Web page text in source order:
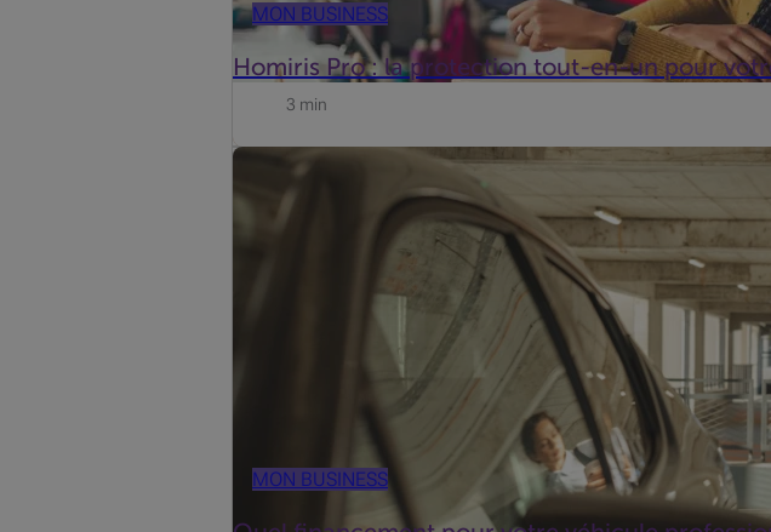
MON BUSINESS
Homiris Pro : la protection tout-en-un pour
3 min
MON BUSINESS
Que vous soyez indépendant, dirigeant d'une PME ou titulaire
entreprise. Un véhicule peut être à la fois un outil de travail